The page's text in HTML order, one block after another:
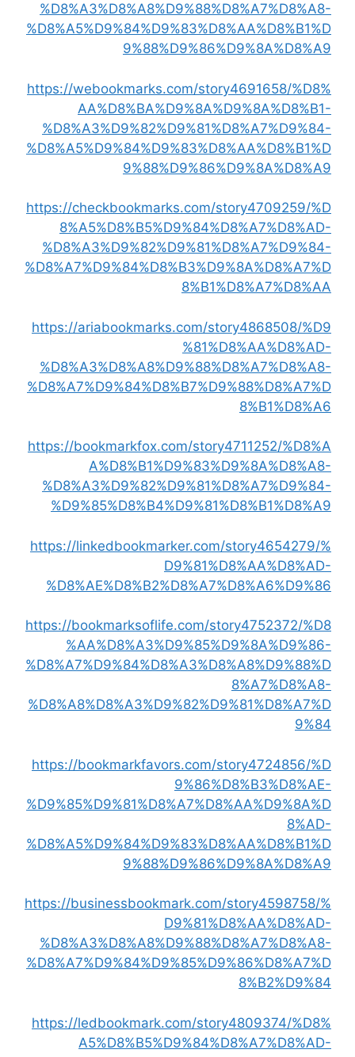
%D8%A3%D8%A8%D9%88%D8%A7%D8%A8-
%D8%A5%D9%84%D9%83%D8%AA%D8%B1%D
9%88%D9%86%D9%8A%D8%A9
https://webookmarks.com/story4691658/%D8%
AA%D8%BA%D9%8A%D9%8A%D8%B1-
%D8%A3%D9%82%D9%81%D8%A7%D9%84-
%D8%A5%D9%84%D9%83%D8%AA%D8%B1%D
9%88%D9%86%D9%8A%D8%A9
https://checkbookmarks.com/story4709259/%D
8%A5%D8%B5%D9%84%D8%A7%D8%AD-
%D8%A3%D9%82%D9%81%D8%A7%D9%84-
%D8%A7%D9%84%D8%B3%D9%8A%D8%A7%D
8%B1%D8%A7%D8%AA
https://ariabookmarks.com/story4868508/%D9
%81%D8%AA%D8%AD-
%D8%A3%D8%A8%D9%88%D8%A7%D8%A8-
%D8%A7%D9%84%D8%B7%D9%88%D8%A7%D
8%B1%D8%A6
https://bookmarkfox.com/story4711252/%D8%A
A%D8%B1%D9%83%D9%8A%D8%A8-
%D8%A3%D9%82%D9%81%D8%A7%D9%84-
%D9%85%D8%B4%D9%81%D8%B1%D8%A9
https://linkedbookmarker.com/story4654279/%
D9%81%D8%AA%D8%AD-
%D8%AE%D8%B2%D8%A7%D8%A6%D9%86
https://bookmarksoflife.com/story4752372/%D8
%AA%D8%A3%D9%85%D9%8A%D9%86-
%D8%A7%D9%84%D8%A3%D8%A8%D9%88%D
8%A7%D8%A8-
%D8%A8%D8%A3%D9%82%D9%81%D8%A7%D
9%84
https://bookmarkfavors.com/story4724856/%D
9%86%D8%B3%D8%AE-
%D9%85%D9%81%D8%A7%D8%AA%D9%8A%D
8%AD-
%D8%A5%D9%84%D9%83%D8%AA%D8%B1%D
9%88%D9%86%D9%8A%D8%A9
https://businessbookmark.com/story4598758/%
D9%81%D8%AA%D8%AD-
%D8%A3%D8%A8%D9%88%D8%A7%D8%A8-
%D8%A7%D9%84%D9%85%D9%86%D8%A7%D
8%B2%D9%84
https://ledbookmark.com/story4809374/%D8%
A5%D8%B5%D9%84%D8%A7%D8%AD-